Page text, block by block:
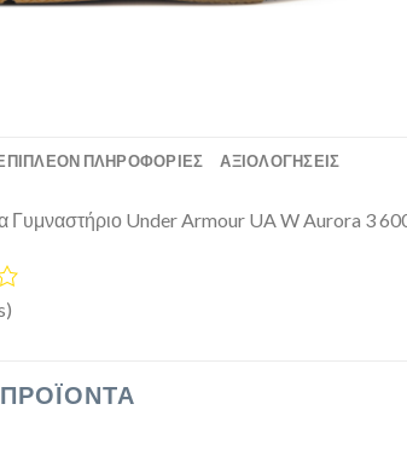
ΠΛΗΡΟΦΟΡΊΕΣ ΑΞΙΟΛΟΓΗΣΕΙΣ
Γυμναστήριο Under Armour UA W Aurora 3